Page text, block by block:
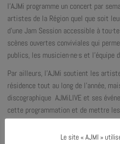
l’AJMi programme un concert par
artistes de la Région quel que soit
d’une Jam Session accessible à
scènes ouvertes conviviales qui
publics, les musicien·ne·s et l’équipe
Par ailleurs, l’AJMi soutient les
résidence tout au long de l’année,
discographique AJMiLIVE et ses
cette programmation et de mettre
l’AJMi, des ateliers de pratiques sont
MÔMES, l’Orchestre de création
Le site « AJMI »